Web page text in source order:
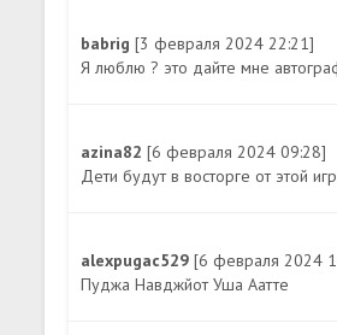
babrig[3 февраля 2024 22:21]
Я люблю ? это дайте мне
azina82[6 февраля 2024 09:28]
Дети будут в восторге от этой
alexpugac529[6 февраля 2024
Пуджа Навджйот Уша Аатте